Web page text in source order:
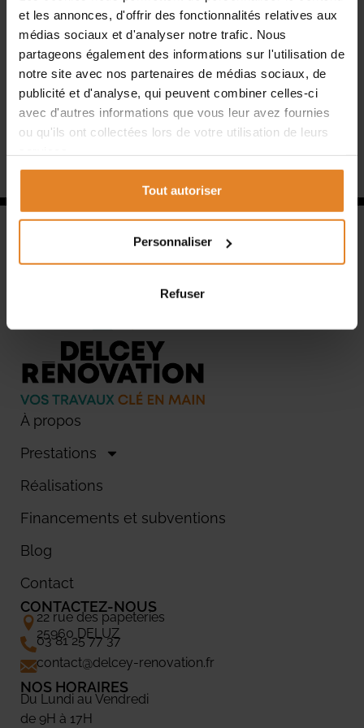
et les annonces, d'offrir des fonctionnalités relatives aux
médias sociaux et d'analyser notre trafic. Nous
partageons également des informations sur l'utilisation de
notre site avec nos partenaires de médias sociaux, de
publicité et d'analyse, qui peuvent combiner celles-ci
avec d'autres informations que vous leur avez fournies
ou qu'ils ont collectées lors de votre utilisation de leurs
Tout autoriser
Personnaliser
Refuser
durable, idéal pour les pièces humides et les zones à fort
passage.
Et si on trouvait ensemble la meilleure option pour
votre intérieur ? Faites confiance à Delcey Rénovation pour
un sol qui allie esthétisme et praticité !
À propos
Prestations
Réalisations
Financements et subventions
Blog
Contact
CONTACTEZ-NOUS
22 rue des papeteries
25960 DELUZ
03 81 25 77 37
contact@delcey-renovation.fr
NOS HORAIRES
Du Lundi au Vendredi
de 9H à 17H